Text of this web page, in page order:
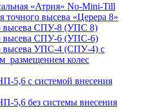
«Атрия» No-Mini-Till
точного высева «Церера 8»
высева СПУ-8 (УПС 8)
высева СПУ-6 (УПС-6)
высева УПС-4 (СПУ-4) с
размещением колес
5,6 с системой внесения
5,6 без системы внесения